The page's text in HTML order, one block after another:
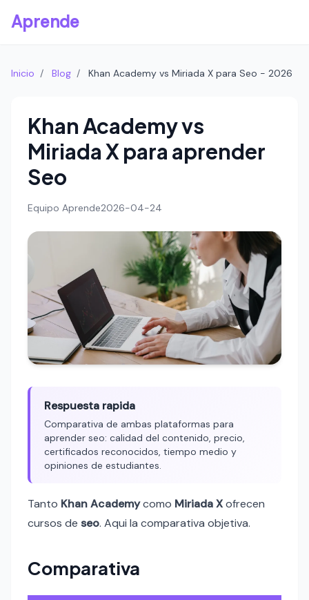
Aprende
Inicio / Blog / Khan Academy vs Miriada X para Seo - 2026
Khan Academy vs
Miriada X para aprender
Seo
Equipo Aprende2026-04-24
Respuesta rapida
Comparativa de ambas plataformas para
aprender seo: calidad del contenido, precio,
certificados reconocidos, tiempo medio y
opiniones de estudiantes.
Tanto Khan Academycomo Miriada Xofrecen
cursos de seo. Aqui la comparativa objetiva.
Comparativa